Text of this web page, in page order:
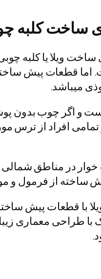
ساخت کلبه
ویلا یا کلبه
اما قطعات پیش
میباشد.
اگر چوب بدون پوشش
افراد از ترس
مناطق شمالی و
ساخته از فرمول و
با قطعات پیش
طراحی معماری